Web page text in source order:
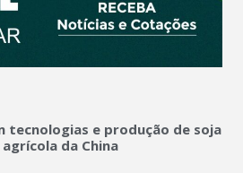
tecnologias e produção de soja
da China